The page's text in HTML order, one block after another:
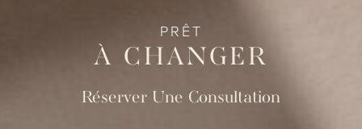
PRÊT
À CHANGER
Réserver Une Consultation